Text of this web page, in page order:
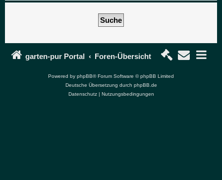
garten-pur Portal Foren-Übersicht
Powered by phpBB® Forum Software © phpBB Limited
Deutsche Übersetzung durch phpBB.de
Datenschutz| Nutzungsbedingungen